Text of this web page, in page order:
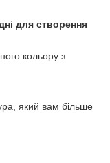
для створення
кольору з
який вам більше